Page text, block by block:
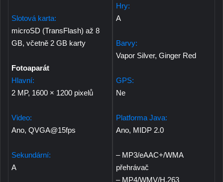
Slotová karta:
microSD (TransFlash) až 8
GB, včetně 2 GB karty
Fotoaparát
Hlavní:
2 MP, 1600 × 1200 pixelů
Video:
Ano, QVGA@15fps
Sekundární:
A
Hry:
A
Barvy:
Vapor Silver, Ginger Red
GPS:
Ne
Platforma Java:
Ano, MIDP 2.0
– MP3/eAAC+/WMA
přehrávač
– MP4/WMV/H.263